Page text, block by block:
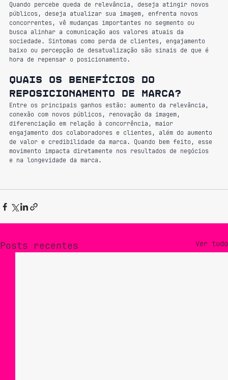
Quando percebe queda de relevância, deseja atingir novos
públicos, deseja atualizar sua imagem, enfrenta novos
concorrentes, vê mudanças importantes no segmento ou
busca alinhar a comunicação aos valores atuais da
sociedade. Sintomas como perda de clientes, engajamento
baixo ou percepção de desatualização são sinais de que é
hora de repensar o posicionamento.
Quais os benefícios do
reposicionamento de marca?
Entre os principais ganhos estão: aumento da relevância,
conexão com novos públicos, renovação da imagem,
diferenciação em relação à concorrência, maior
engajamento dos colaboradores e clientes, além do aumento
de valor e credibilidade da marca. Quando bem feito, esse
movimento impacta diretamente nos resultados de negócios
e na longevidade da marca.
Posts recentes Ver tudo